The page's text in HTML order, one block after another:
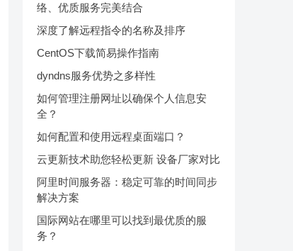
络、优质服务完美结合
深度了解远程指令的名称及排序
CentOS下载简易操作指南
dyndns服务优势之多样性
如何管理注册网址以确保个人信息安
全？
如何配置和使用远程桌面端口？
云更新技术助您轻松更新 设备厂家对比
阿里时间服务器：稳定可靠的时间同步
解决方案
国际网站在哪里可以找到最优质的服
务？